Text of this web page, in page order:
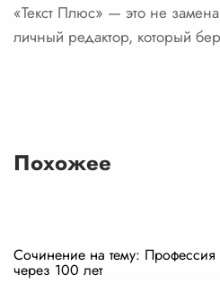
«Текст Плюс» — это не замена
личный редактор, который
Похожее
Сочинение на тему:
через 100 лет